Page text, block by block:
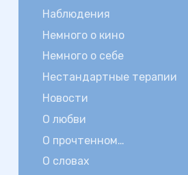
Наблюдения
Немного о кино
Немного о себе
Нестандартные терапии
Новости
О любви
О прочтенном…
О словах